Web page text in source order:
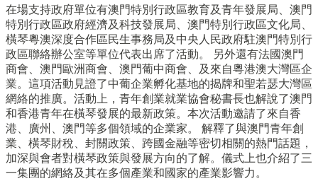
在場支持政府單位有澳門特別行政區教育及青年發展局、澳門
特別行政區政府經濟及科技發展局、澳門特別行政區文化局、
橫琴粵澳深度合作區民生事務局及中央人民政府駐澳門特別行
政區聯絡辦公室等單位代表出席了活動。 另外還有法國澳門
商會、澳門歐洲商會、澳門葡中商會、及來自粵港澳大灣區企
業。這項活動見證了中葡企業孵化基地的揭牌和聖若瑟大灣區
網絡的推廣。活動上，青年創業就業協會秘書長也解說了澳門
和香港青年在橫琴發展的最新政策。本次活動邀請了來自香
港、廣州、澳門等多個領域的企業家。 解釋了與澳門青年創
業、橫琴財稅、封關政策、跨國金融等密切相關的熱門話題，
加深與會者對橫琴政策與發展方向的了解。儀式上也介紹了三
一集團的網絡及其在多個產業和國家的產業影響力。